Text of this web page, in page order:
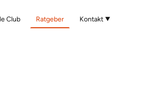
Club Ratgeber Kontakt